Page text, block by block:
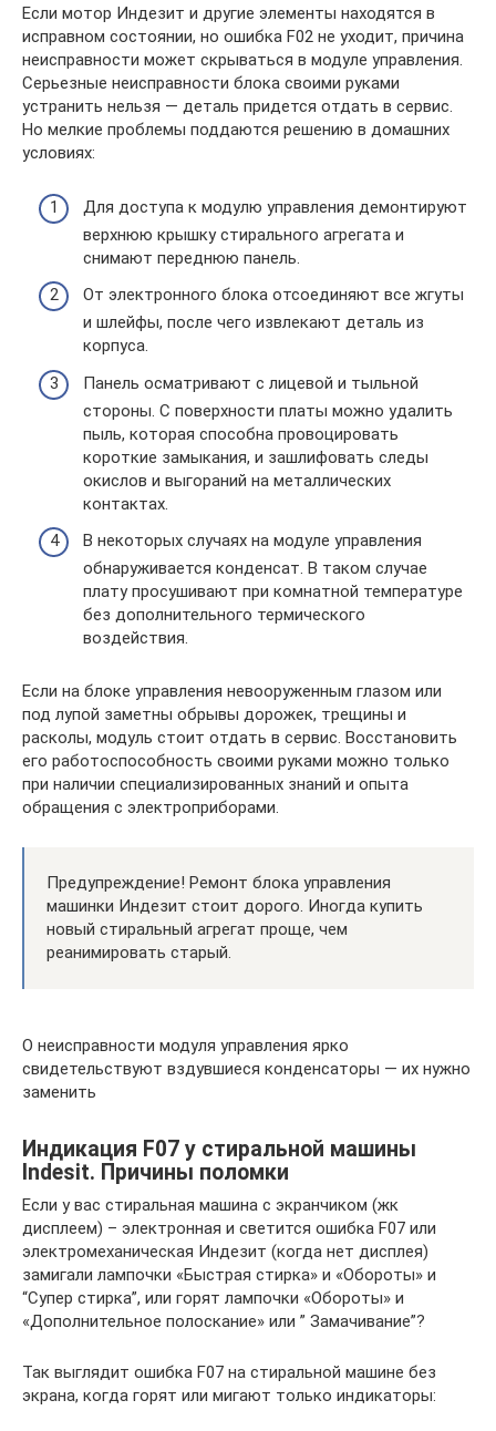
Если мотор Индезит и другие элементы находятся в
исправном состоянии, но ошибка F02 не уходит, причина
неисправности может скрываться в модуле управления.
Серьезные неисправности блока своими руками
устранить нельзя — деталь придется отдать в сервис.
Но мелкие проблемы поддаются решению в домашних
условиях:
Для доступа к модулю управления демонтируют
верхнюю крышку стирального агрегата и
снимают переднюю панель.
От электронного блока отсоединяют все жгуты
и шлейфы, после чего извлекают деталь из
корпуса.
Панель осматривают с лицевой и тыльной
стороны. С поверхности платы можно удалить
пыль, которая способна провоцировать
короткие замыкания, и зашлифовать следы
окислов и выгораний на металлических
контактах.
В некоторых случаях на модуле управления
обнаруживается конденсат. В таком случае
плату просушивают при комнатной температуре
без дополнительного термического
воздействия.
Если на блоке управления невооруженным глазом или
под лупой заметны обрывы дорожек, трещины и
расколы, модуль стоит отдать в сервис. Восстановить
его работоспособность своими руками можно только
при наличии специализированных знаний и опыта
обращения с электроприборами.
Предупреждение! Ремонт блока управления
машинки Индезит стоит дорого. Иногда купить
новый стиральный агрегат проще, чем
реанимировать старый.
О неисправности модуля управления ярко
свидетельствуют вздувшиеся конденсаторы — их нужно
заменить
Индикация F07 у стиральной машины
Indesit. Причины поломки
Если у вас стиральная машина с экранчиком (жк
дисплеем) – электронная и светится ошибка F07 или
электромеханическая Индезит (когда нет дисплея)
замигали лампочки «Быстрая стирка» и «Обороты» и
“Супер стирка”, или горят лампочки «Обороты» и
«Дополнительное полоскание» или ” Замачивание”?
Так выглядит ошибка F07 на стиральной машине без
экрана, когда горят или мигают только индикаторы: